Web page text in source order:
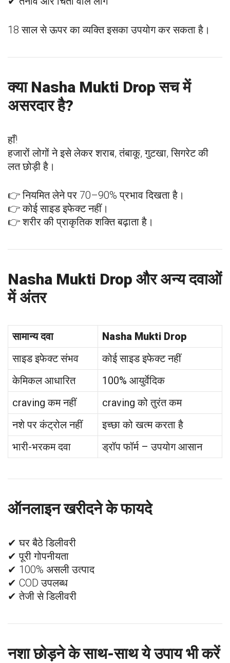
18 साल से ऊपर का व्यक्ति इसका उपयोग कर सकता है।
क्या Nasha Mukti Drop सच में
असरदार है?
हाँ!
हजारों लोगों ने इसे लेकर शराब, तंबाकू, गुटखा, सिगरेट की
लत छोड़ी है।
👉 नियमित लेने पर 70–90% प्रभाव दिखता है।
👉 कोई साइड इफेक्ट नहीं।
👉 शरीर की प्राकृतिक शक्ति बढ़ाता है।
Nasha Mukti Drop और अन्य दवाओं
में अंतर
सामान्य दवा
Nasha Mukti Drop
साइड इफेक्ट संभव
कोई साइड इफेक्ट नहीं
केमिकल आधारित
100% आयुर्वेदिक
craving कम नहीं
craving को तुरंत कम
नशे पर कंट्रोल नहीं
इच्छा को खत्म करता है
भारी-भरकम दवा
ड्रॉप फॉर्म – उपयोग आसान
ऑनलाइन खरीदने के फायदे
✔ घर बैठे डिलीवरी
✔ पूरी गोपनीयता
✔ 100% असली उत्पाद
✔ COD उपलब्ध
✔ तेजी से डिलीवरी
नशा छोड़ने के साथ-साथ ये उपाय भी करें